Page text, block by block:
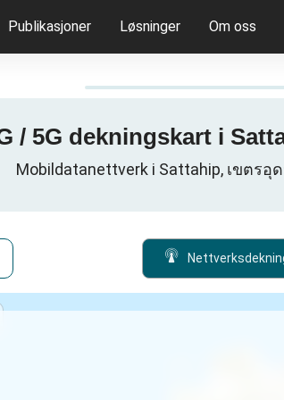
Publikasjoner Løsninger Om oss
/ 5G dekningskart i
Mobildatanettverk i Sattahip, เขตรอุ